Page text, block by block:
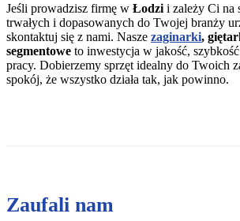
Jeśli prowadzisz firmę w Łodzi i zależy Ci na
trwałych i dopasowanych do Twojej branży
skontaktuj się z nami. Nasze zaginarki,
segmentowe to inwestycja w jakość,
pracy. Dobierzemy sprzęt idealny do Twoich
spokój, że wszystko działa tak, jak powinno.
Zaufali nam